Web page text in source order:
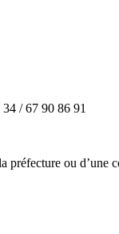
/ 67 90 86 91
préfecture ou d’une